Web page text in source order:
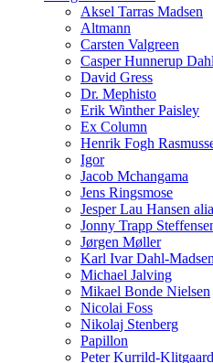
Aksel Tarras Madsen
Altmann
Carsten Valgreen
Casper Hunnerup Dahl
David Gress
Dr. Mephisto
Erik Winther Paisley
Ex Column
Henrik Fogh
Igor
Jacob Mchangama
Jens Ringsmose
Jesper Lau Hansen
Jonny Trapp
Jørgen Møller
Karl Ivar Dahl-Madsen
Michael Jalving
Mikael Bonde Nielsen
Nicolai Foss
Nikolaj Stenberg
Papillon
Peter Kurrild-Klitgaard